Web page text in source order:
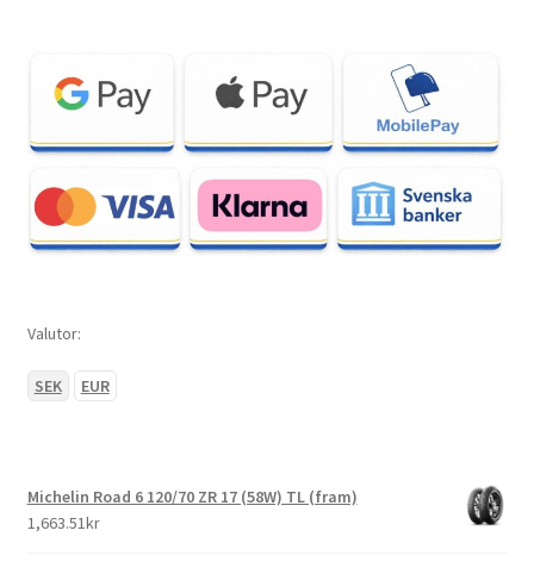
Valutor:
SEK EUR
Michelin Road 6 120/70 ZR 17 (58W) TL (fram)
1,663.51kr